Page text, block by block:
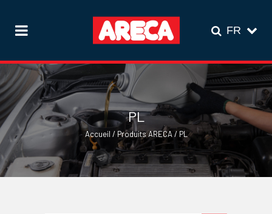
PL
Accueil / Produits ARECA / PL